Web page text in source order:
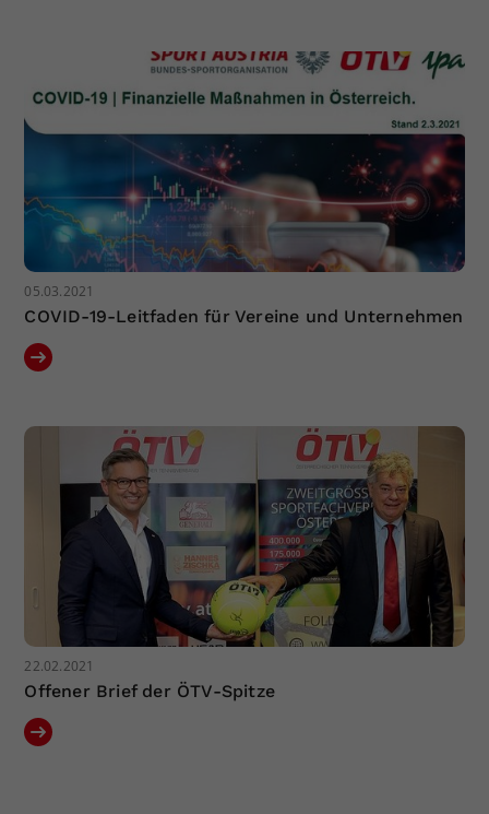
05.03.2021
COVID-19-Leitfaden für Vereine und Unternehmen
22.02.2021
Offener Brief der ÖTV-Spitze